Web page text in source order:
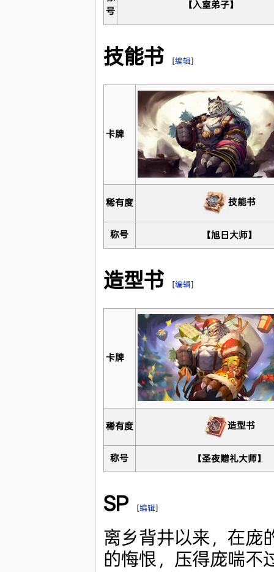
号
【入室弟子】
技能书 [编辑]
卡牌
稀有度 技能书
称号 【旭日大师】
造型书 [编辑]
卡牌
稀有度 造型书
称号 【圣夜赠礼大师】
SP [编辑]
离乡背井以来，在庞
的悔恨，压得庞喘不